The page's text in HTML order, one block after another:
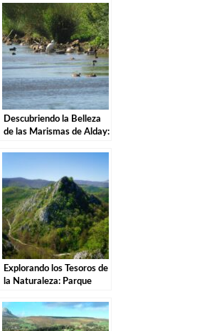
la Costa Cántabra
Descubriendo la Belleza
de las Marismas de Alday:
Explorando los Tesoros de
la Naturaleza: Parque
Nansa en Tudanca.